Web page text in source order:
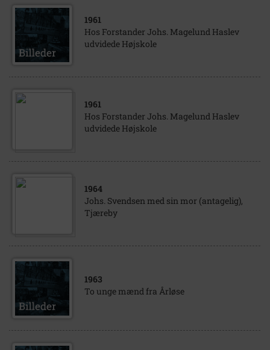
1961
Hos Forstander Johs. Magelund Haslev
udvidede Højskole
1961
Hos Forstander Johs. Magelund Haslev
udvidede Højskole
1964
Johs. Svendsen med sin mor (antagelig),
Tjæreby
1963
To unge mænd fra Årløse